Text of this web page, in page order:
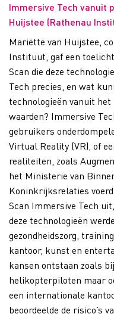
Immersive Tech vanuit
Huijstee (Rathenau
Mariëtte van Huijstee,
Instituut, gaf een
Scan die deze
Tech precies, en wat
technologieën vanuit
waarden? Immersive
gebruikers
Virtual Reality (VR), of
realiteiten, zoals
het Ministerie van
Koninkrijksrelaties
Scan Immersive Tech
deze technologieën
gezondheidszorg,
kantoor, kunst en
kansen ontstaan zoals
helikopterpiloten maar
een internationale
beoordeelde de risico’s